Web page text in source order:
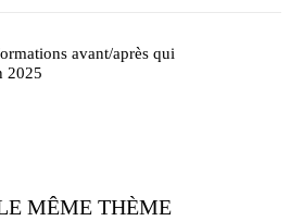
avant/après qui
2025
MÊME THÈME